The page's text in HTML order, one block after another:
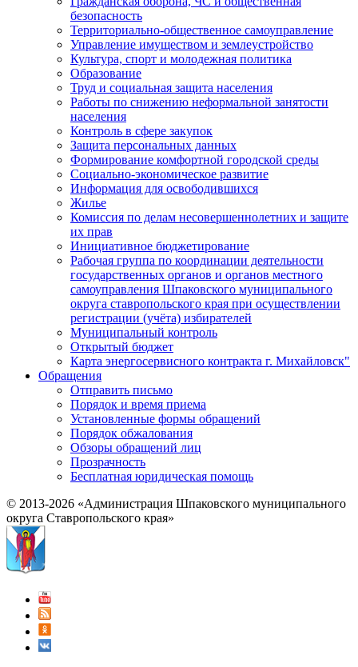
безопасность
Территориально-общественное самоуправление
Управление имуществом и землеустройство
Культура, спорт и молодежная политика
Образование
Труд и социальная защита населения
Работы по снижению неформальной занятости
населения
Контроль в сфере закупок
Защита персональных данных
Формирование комфортной городской среды
Социально-экономическое развитие
Информация для освободившихся
Жилье
Комиссия по делам несовершеннолетних и защите
их прав
Инициативное бюджетирование
Рабочая группа по координации деятельности
государственных органов и органов местного
самоуправления Шпаковского муниципального
округа ставропольского края при осуществлении
регистрации (учёта) избирателей
Муниципальный контроль
Открытый бюджет
Карта энергосервисного контракта г. Михайловск"
Обращения
Отправить письмо
Порядок и время приема
Установленные формы обращений
Порядок обжалования
Обзоры обращений лиц
Прозрачность
Бесплатная юридическая помощь
© 2013-2026 «Администрация Шпаковского муниципального
округа Ставропольского края»